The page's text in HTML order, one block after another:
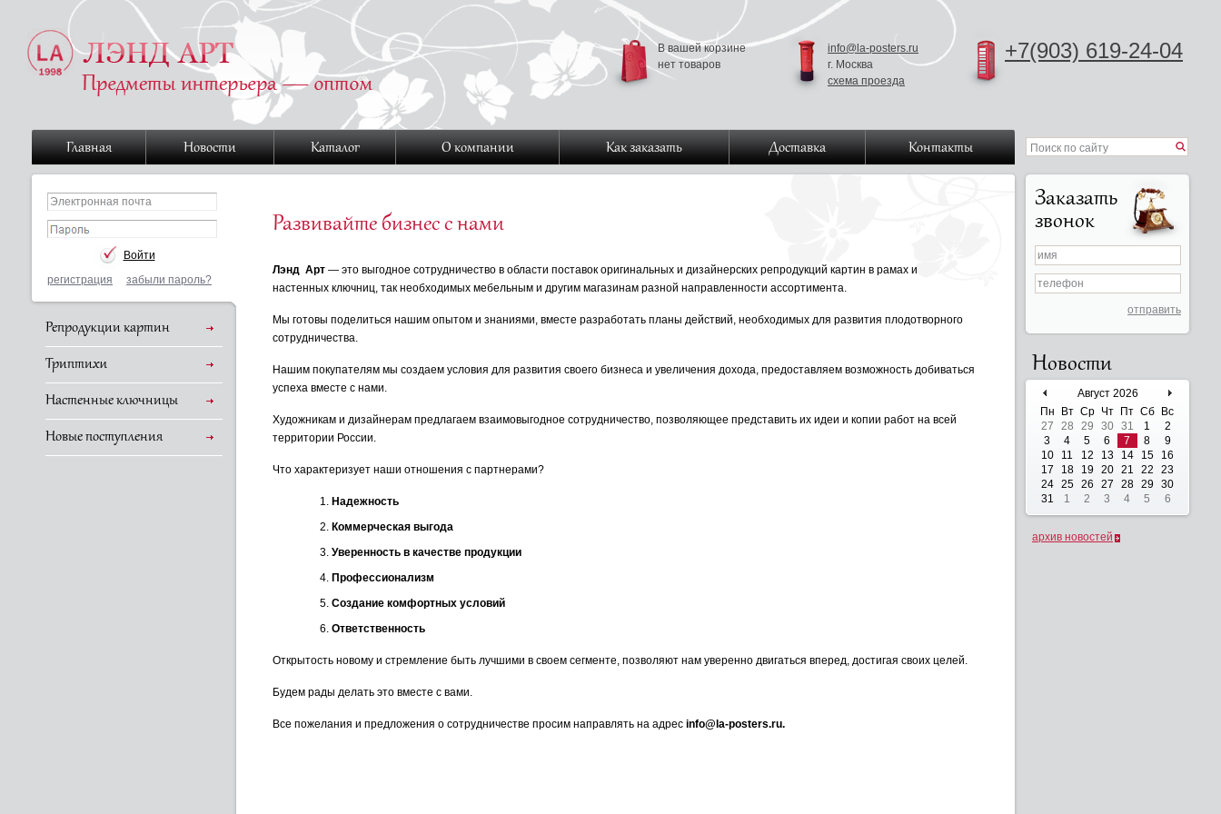
+7(903) 619-24-04
info@la-posters.ru
г. Москва
схема проезда
В вашей корзине
нет товаров
Главная Новости Каталог О компании Как заказать Доставка Контакты
регистрация забыли пароль?
Репродукции картин
Триптихи
Настенные ключницы
Новые поступления
Развивайте бизнес с нами
Лэнд Арт — это выгодное сотрудничество в области поставок оригинальных и дизайнерских репродукций картин в рамах и
настенных ключниц, так необходимых мебельным и другим магазинам разной направленности ассортимента.
Мы готовы поделиться нашим опытом и знаниями, вместе разработать планы действий, необходимых для развития плодотворного
сотрудничества.
Нашим покупателям мы создаем условия для развития своего бизнеса и увеличения дохода, предоставляем возможность добиваться
успеха вместе с нами.
Художникам и дизайнерам предлагаем взаимовыгодное сотрудничество, позволяющее представить их идеи и копии работ на всей
территории России.
Что характеризует наши отношения с партнерами?
Надежность
Коммерческая выгода
Уверенность в качестве продукции
Профессионализм
Создание комфортных условий
Ответственность
Открытость новому и стремление быть лучшими в своем сегменте, позволяют нам уверенно двигаться вперед, достигая своих целей.
Будем рады делать это вместе с вами.
Все пожелания и предложения о сотрудничестве просим направлять на адрес info@ la-posters.ru.
Заказать
звонок
Новости
Август 2026
Пн
Вт Ср Чт Пт Сб
Вс
27
28 29 30 31 1
2
3
4 5 6 7 8
9
10
11 12 13 14 15
16
17
18 19 20 21 22
23
24
25 26 27 28 29
30
31
1 2 3 4 5 6
архив новостей